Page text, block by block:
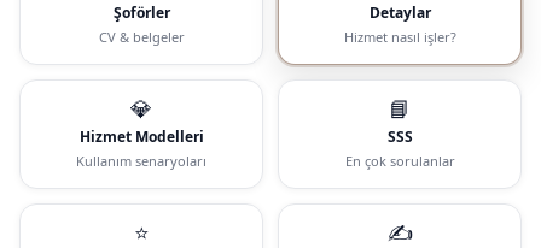
Şoförler
CV & belgeler
Detaylar
Hizmet nasıl işler?
💎
Hizmet Modelleri
Kullanım senaryoları
📘
SSS
En çok sorulanlar
⭐ ✍️